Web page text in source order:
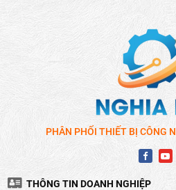
PHÂN PHỐI THIẾT BỊ CÔNG
THÔNG TIN DOANH NGHIỆP